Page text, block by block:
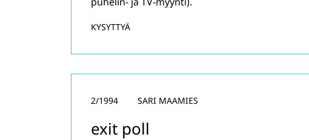
KYSYTTYÄ
exit poll
2/1994 SARI MAAMIES